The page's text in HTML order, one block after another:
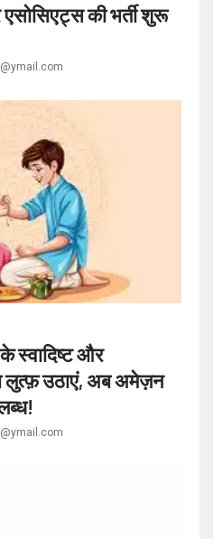
की भर्ती शुरू
स्वादिष्ट और
लुत्फ़ उठाएं, अब अमेज़न